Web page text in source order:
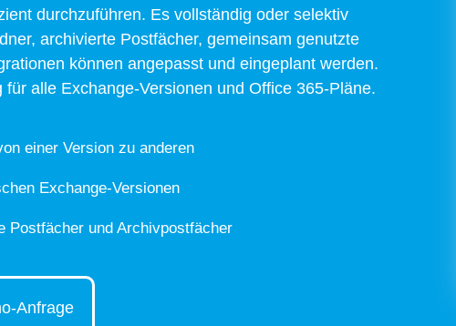
durchzuführen. Es vollständig oder selektiv
archivierte Postfächer, gemeinsam genutzte
können angepasst und eingeplant werden.
alle Exchange-Versionen und Office 365-Pläne.
einer Version zu anderen
Exchange-Versionen
Postfächer und Archivpostfächer
Anfrage